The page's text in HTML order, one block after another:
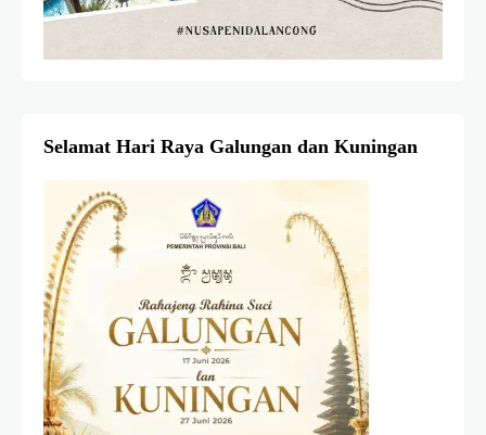
Selamat Hari Raya Galungan dan Kuningan